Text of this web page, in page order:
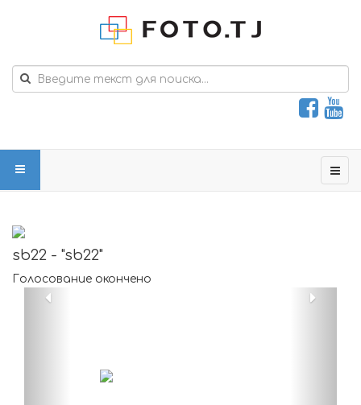
sb22 - "sb22"
Голосование окончено